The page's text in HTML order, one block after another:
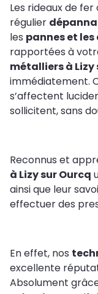
Les rideaux de
régulier
les pannes et
rapportées à
métalliers à Lizy
immédiatement.
s’affectent
sollicitent, sans
Reconnus et
à Lizy sur Ourcq
ainsi que leur
effectuer des
En effet, nos
excellente
Absolument